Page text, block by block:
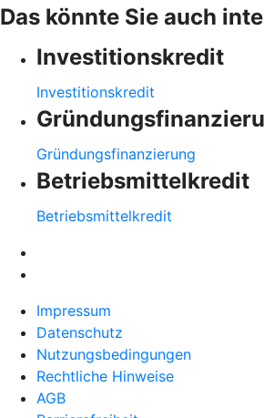
Das könnte Sie auch
Investitionskredit
Investitionskredit
Gründungsfinanzierung
Betriebsmittelkredit
Betriebsmittelkredit
Impressum
Datenschutz
Nutzungsbedingungen
Rechtliche Hinweise
AGB